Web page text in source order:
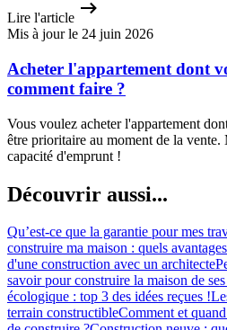
Lire l'article
Mis à jour le 24 juin 2026
Acheter l'appartement dont
comment faire ?
Vous voulez acheter l'appartement
être prioritaire au moment de la vente.
capacité d'emprunt !
Découvrir aussi...
Qu’est-ce que la garantie pour mes
construire ma maison : quels
d'une construction avec un architecte
savoir pour construire la maison de
écologique : top 3 des idées reçues !
terrain constructibleComment et